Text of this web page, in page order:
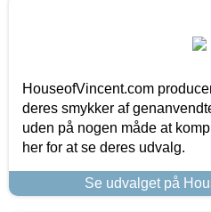
HouseofVincent.com
deres smykker af
uden på nogen måde at
her for at se deres udvalg.
Se udvalget på